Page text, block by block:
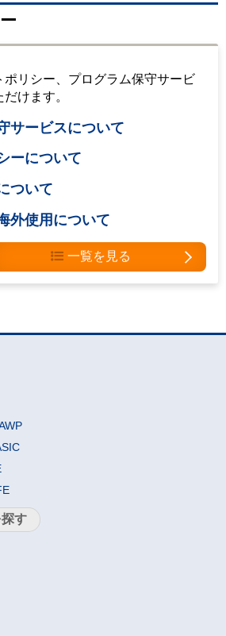
ポリシー、プログラム保守サービ
けます。
サービスについて
ーについて
ついて
外使用について
一覧を見る
す